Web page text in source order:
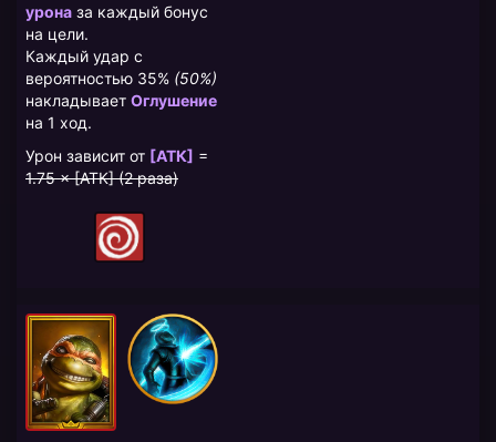
урона за каждый бонус
на цели.
Каждый удар с
вероятностью 35% (50%)
накладывает Оглушение
на 1 ход.
Урон зависит от [АТК] =
1.75 × [АТК] (2 раза)